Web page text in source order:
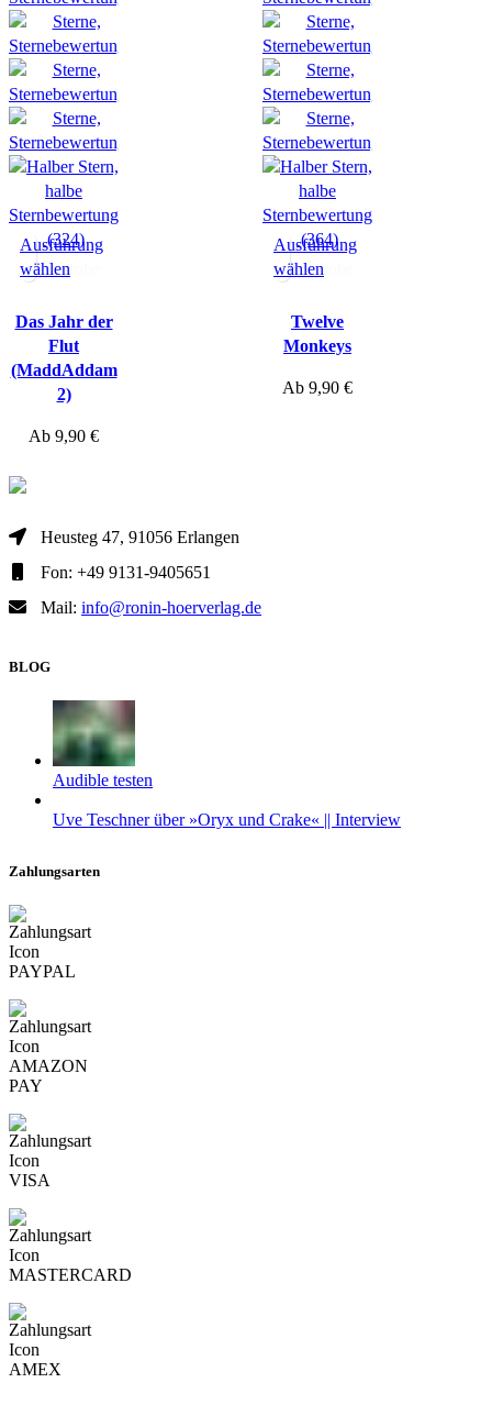
(324)
Hörprobe
Ausführung
wählen
Das Jahr der
Flut
(MaddAddam
2)
Ab 9,90 €
(364)
Hörprobe
Ausführung
wählen
Twelve
Monkeys
Ab 9,90 €
Heusteg 47, 91056 Erlangen
Fon: +49 9131-9405651
Mail: info@ronin-hoerverlag.de
BLOG
Audible testen
Uve Teschner über »Oryx und Crake« || Interview
Zahlungsarten